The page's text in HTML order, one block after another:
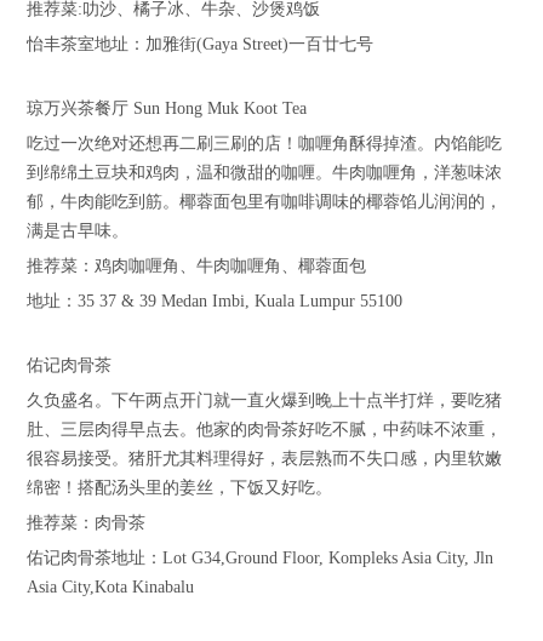
推荐菜:叻沙、橘子冰、牛杂、沙煲鸡饭
怡丰茶室地址：加雅街(Gaya Street)一百廿七号
琼万兴茶餐厅 Sun Hong Muk Koot Tea
吃过一次绝对还想再二刷三刷的店！咖喱角酥得掉渣。内馅能吃
到绵绵土豆块和鸡肉，温和微甜的咖喱。牛肉咖喱角，洋葱味浓
郁，牛肉能吃到筋。椰蓉面包里有咖啡调味的椰蓉馅儿润润的，
满是古早味。
推荐菜：鸡肉咖喱角、牛肉咖喱角、椰蓉面包
地址：35 37 & 39 Medan Imbi, Kuala Lumpur 55100
佑记肉骨茶
久负盛名。下午两点开门就一直火爆到晚上十点半打烊，要吃猪
肚、三层肉得早点去。他家的肉骨茶好吃不腻，中药味不浓重，
很容易接受。猪肝尤其料理得好，表层熟而不失口感，内里软嫩
绵密！搭配汤头里的姜丝，下饭又好吃。
推荐菜：肉骨茶
佑记肉骨茶地址：Lot G34,Ground Floor, Kompleks Asia City, Jln
Asia City,Kota Kinabalu